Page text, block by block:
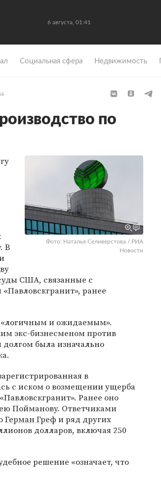
6 августа, 01:41
Социальная сфера Недвижимость
по
Фото: Наталья Селиверстова / РИА
Новости
В
США, связанные с
ранее
«логичным и ожидаемым».
экс-бизнесменом против
долгом была изначально
в
с иском о возмещении ущерба
Ранее оно
Пойманову. Ответчиками
Герман Греф и ряд других
долларов, включая 250
решение «означает, что